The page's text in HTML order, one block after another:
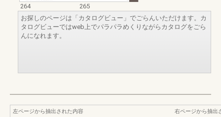
264
265
お探しのページは「カタログビュー」でごらんいただけます。カ
タログビューではweb上でパラパラめくりながらカタログをごら
んになれます。
左ページから抽出された内容
右ページから抽出